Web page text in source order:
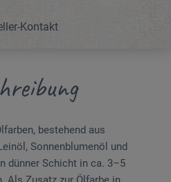
Kontakt
bestehend aus
Sonnenblumenöl und
dünner Schicht in ca. 3–5